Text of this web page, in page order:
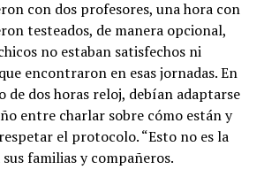
con dos profesores, una hora con
testeados, de manera opcional,
no estaban satisfechos ni
encontraron en esas jornadas. En
de dos horas reloj, debían adaptarse
entre charlar sobre cómo están y
el protocolo. “Esto no es la
sus familias y compañeros.